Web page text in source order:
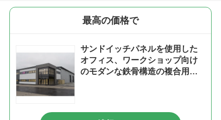
最高の価格で
サンドイッチパネルを使用した
オフィス、ワークショップ向け
のモダンな鉄骨構造の複合用途